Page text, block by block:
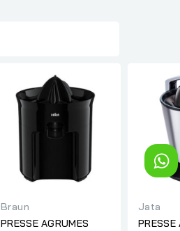
Braun
PRESSE AGRUMES
Jata
PRESSE